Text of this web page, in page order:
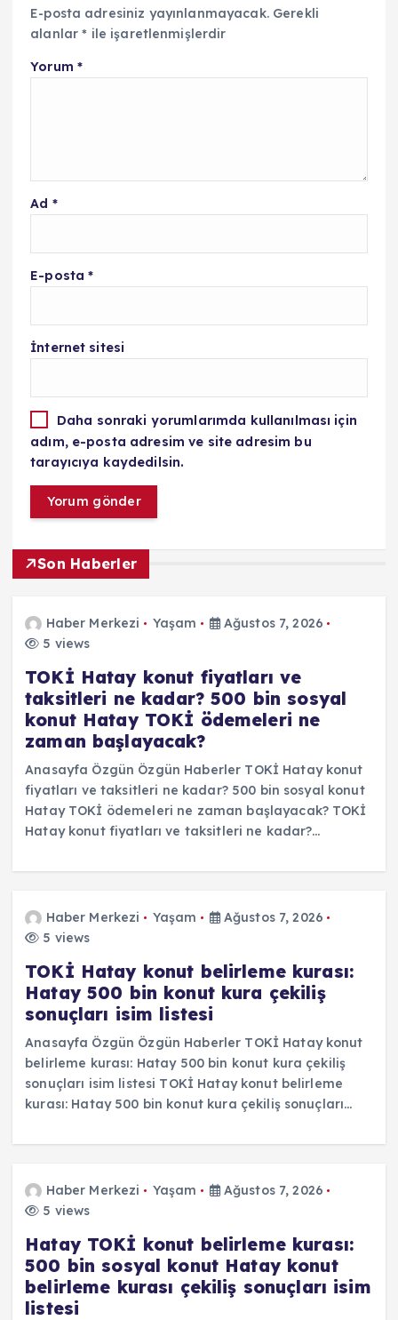
E-posta adresiniz yayınlanmayacak. Gerekli
alanlar* ile işaretlenmişlerdir
Yorum *
Ad *
E-posta*
İnternet sitesi
Daha sonraki yorumlarımda kullanılması için
adım, e-posta adresim ve site adresim bu
tarayıcıya kaydedilsin.
Son Haberler
Haber Merkezi Yaşam
Ağustos 7, 2026
5 views
TOKİ Hatay konut fiyatları ve
taksitleri ne kadar? 500 bin sosyal
konut Hatay TOKİ ödemeleri ne
zaman başlayacak?
Anasayfa Özgün Özgün Haberler TOKİ Hatay konut
fiyatları ve taksitleri ne kadar? 500 bin sosyal konut
Hatay TOKİ ödemeleri ne zaman başlayacak? TOKİ
Hatay konut fiyatları ve taksitleri ne kadar?…
Haber Merkezi Yaşam
Ağustos 7, 2026
5 views
TOKİ Hatay konut belirleme kurası:
Hatay 500 bin konut kura çekiliş
sonuçları isim listesi
Anasayfa Özgün Özgün Haberler TOKİ Hatay konut
belirleme kurası: Hatay 500 bin konut kura çekiliş
sonuçları isim listesi TOKİ Hatay konut belirleme
kurası: Hatay 500 bin konut kura çekiliş sonuçları…
Haber Merkezi Yaşam
Ağustos 7, 2026
5 views
Hatay TOKİ konut belirleme kurası:
500 bin sosyal konut Hatay konut
belirleme kurası çekiliş sonuçları isim
listesi